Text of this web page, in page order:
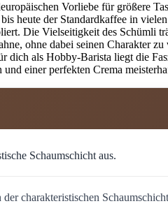
Vorliebe für größere
heute der Standardkaffee in
Die Vielseitigkeit des Schümli
ohne dabei seinen Charakter
dich als Hobby-Barista liegt die
einer perfekten Crema
Schaumschicht aus.
charakteristischen